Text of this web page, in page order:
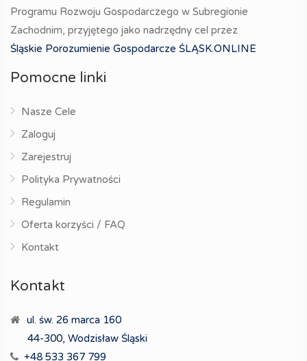
Programu Rozwoju Gospodarczego w Subregionie
Zachodnim, przyjętego jako nadrzędny cel przez
Śląskie Porozumienie Gospodarcze ŚLĄSK.ONLINE
Pomocne linki
Nasze Cele
Zaloguj
Zarejestruj
Polityka Prywatności
Regulamin
Oferta korzyści / FAQ
Kontakt
Kontakt
ul. św. 26 marca 160
44-300, Wodzisław Śląski
+48 533 367 799